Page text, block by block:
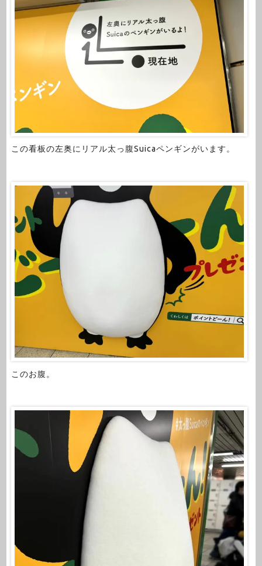
この看板の左奥にリアル太っ腹Suicaペンギンがいます。
このお腹。